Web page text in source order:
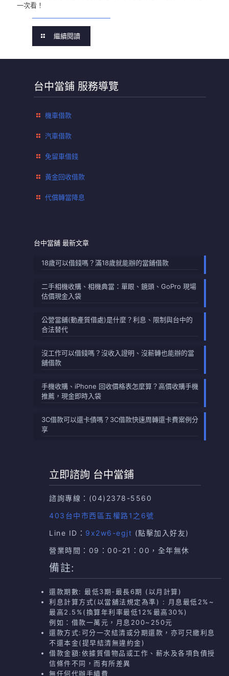
一次看！
繼續閱讀
台中當鋪 服務導覽
機車借款
汽車借款
免留車借錢
黃金回收借款
代償轉當降息
台中當舖 最新文章
18歲可以借錢嗎？滿18歲就能辦的當鋪借款
二手相機收購、相機典當：單眼、鏡頭、GoPro 現場
估價現金入袋
公營當舖(動產質借處)是什麼？利息、限制與台中的
合法替代
沒工作可以借錢嗎？沒收入證明、沒薪轉也能辦的當
舖借款
手機收購、iPhone 回收價格表怎麼算？高價收購手機
推薦，現金即時入袋
3C借款可以還卡債嗎？3C借款快速周轉還卡費案例分
享
立即諮詢 台中當鋪
諮詢專線： (04)2378-5560
403台中市西區五權路1之6號
Line ID： 9x2w6-egjt (點擊加入好友)
營業時間：09：00-21：00，全年無休
備註:
還款期數: 最低3期-最長6期 (以月計算)
利息計算方式(以當舖法規定為準) : 月息最低2%~
最高2.5%(換算年利率最低12%最高30%)
例如：借款一萬元，月息200~250元
還款方式:可分一次結清或分期還款，亦可只繳利息
不還本金(提早結清無違約金)
借款金額:依據質借物品或工作、薪水及各項負債授
信條件不同，而有所差異
無任何代辦手續費